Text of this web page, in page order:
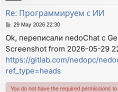
Re: Программируем с ИИ
P
s
t
29 May 2026 22:30
Ok, переписали nedoChat с
Screenshot from 2026-05-29
https://gitlab.com/nedopc/
ref_type=heads
You do not have the required permissions